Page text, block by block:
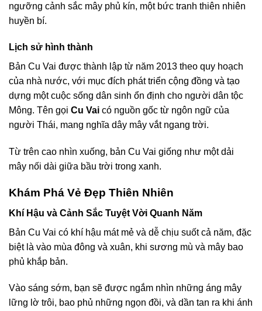
ngưỡng cảnh sắc mây phủ kín, một bức tranh thiên nhiên
huyền bí.
Lịch sử hình thành
Bản Cu Vai được thành lập từ năm 2013 theo quy hoạch
của nhà nước, với mục đích phát triển cộng đồng và tạo
dựng một cuộc sống dân sinh ổn định cho người dân tộc
Mông. Tên gọi Cu Vai có nguồn gốc từ ngôn ngữ của
người Thái, mang nghĩa dây mây vắt ngang trời.
Từ trên cao nhìn xuống, bản Cu Vai giống như một dải
mây nối dài giữa bầu trời trong xanh.
Khám Phá Vẻ Đẹp Thiên Nhiên
Khí Hậu và Cảnh Sắc Tuyệt Vời Quanh Năm
Bản Cu Vai có khí hậu mát mẻ và dễ chịu suốt cả năm, đặc
biệt là vào mùa đông và xuân, khi sương mù và mây bao
phủ khắp bản.
Vào sáng sớm, bạn sẽ được ngắm nhìn những áng mây
lững lờ trôi, bao phủ những ngọn đồi, và dần tan ra khi ánh